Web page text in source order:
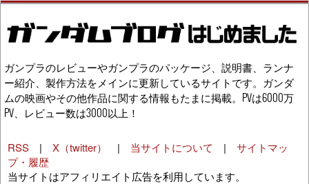
ガンプラのレビューやガンプラのパッケージ、説明書、ランナ
ー紹介、製作方法をメインに更新しているサイトです。ガンダ
ムの映画やその他作品に関する情報もたまに掲載。PVは6000万
PV、レビュー数は3000以上！
RSS | X（twitter） | 当サイトについて | サイトマッ
プ・履歴
当サイトはアフィリエイト広告を利用しています。